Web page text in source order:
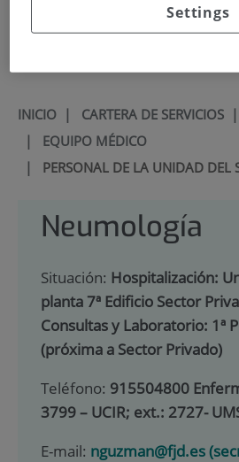
Teléfono de atención
INICIO| CARTERA DE SERVICIOS|
| EQUIPO MÉDICO
| PERSONAL DE LA UNIDAD DEL
Neumología
Situación: Hospitalización:
planta 7ª Edificio Sector
Consultas y Laboratorio: 1ª
(próxima a Sector Privado)
Teléfono: 915504800
3799 – UCIR; ext.: 2727-
E-mail: nguzman@fjd.es
Settings